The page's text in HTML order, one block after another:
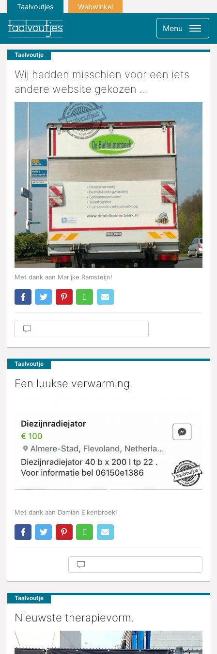
Taalvoutjes Webwinkel
Menu
Taalvoutje
Wij hadden misschien voor een iets
andere website gekozen …
Met dank aan Marijke Ramsteijn!
Taalvoutje
Een luukse verwarming.
Met dank aan Damian Eikenbroek!
Taalvoutje
Nieuwste therapievorm.